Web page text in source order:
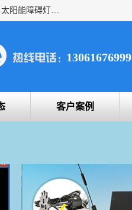
上海宇叶电子科技有限公司是吊钩视频监控、升降机监控、卸料平台监控、塔吊防碰撞、黑匣子防碰撞、风速仪，太阳能障碍灯安全提示灯等一系列升降机的常用配件产品专业研发生产加工的公司，拥有完整、科学的质量管理体系。
灯
13061676999
客户案例